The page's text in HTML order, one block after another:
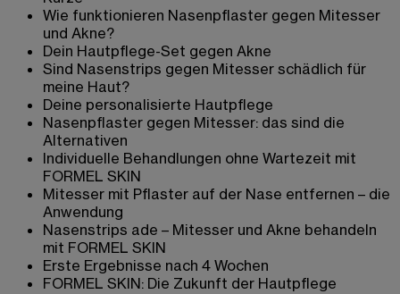
Wie funktionieren Nasenpflaster gegen Mitesser
und Akne?
Dein Hautpflege-Set gegen Akne
Sind Nasenstrips gegen Mitesser schädlich für
meine Haut?
Deine personalisierte Hautpflege
Nasenpflaster gegen Mitesser: das sind die
Alternativen
Individuelle Behandlungen ohne Wartezeit mit
FORMEL SKIN
Mitesser mit Pflaster auf der Nase entfernen – die
Anwendung
Nasenstrips ade – Mitesser und Akne behandeln
mit FORMEL SKIN
Erste Ergebnisse nach 4 Wochen
FORMEL SKIN: Die Zukunft der Hautpflege